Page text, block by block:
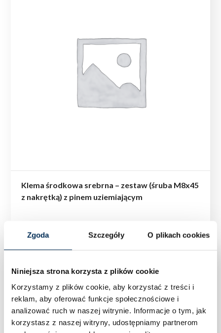
Zgoda Szczegóły O plikach cookies
Niniejsza strona korzysta z plików cookie
Korzystamy z plików cookie, aby korzystać z treści i
reklam, aby oferować funkcje społecznościowe i
analizować ruch w naszej witrynie. Informacje o tym, jak
korzystasz z naszej witryny, udostępniamy partnerom
Klema środkowa srebrna – zestaw (śruba M8x45
z nakrętką) z pinem uziemiającym